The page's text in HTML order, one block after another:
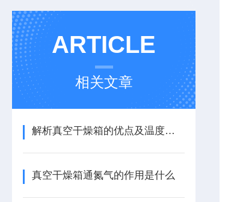
ARTICLE
相关文章
解析真空干燥箱的优点及温度、定时设置方法
真空干燥箱通氮气的作用是什么